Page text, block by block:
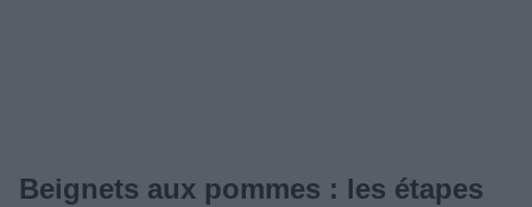
Beignets aux pommes : les étapes